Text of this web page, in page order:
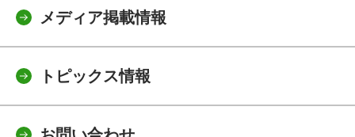
メディア掲載情報
トピックス情報